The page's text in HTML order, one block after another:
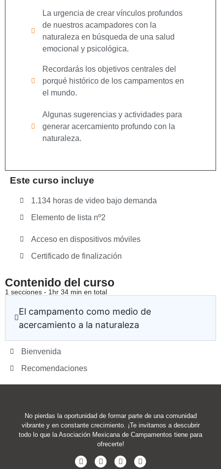
La urgencia de crear vínculos profundos
de nuestros acampadores con la
naturaleza en búsqueda de una salud
emocional y psicológica.
Recordarás los objetivos centrales del
porqué histórico de los campamentos en
el mundo.
Algunas sugerencias y actividades para
generar acercamiento profundo con la
naturaleza.
Este curso incluye
1.134 horas de video bajo demanda
Elemento de lista nº2
Acceso en dispositivos móviles
Certificado de finalización
Contenido del curso
1 secciones - 1hr 34 min en total
El campamento como medio de
acercamiento a la naturaleza
Bienvenida
Recomendaciones
No pierdas la oportunidad de formar parte de una comunidad
vibrante y en constante crecimiento. ¡Te invitamos a descubrir
todo lo que la Asociación Mexicana de Campamentos tiene para
ofrecerte!